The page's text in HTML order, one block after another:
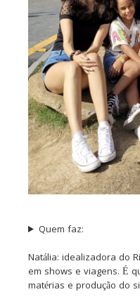
Quem faz:
Natália: idealizadora do
em shows e viagens. É
matérias e produção do